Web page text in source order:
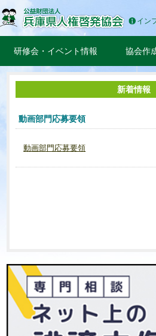
イン
研修会・イベント情報 協会作
新着情報
動画部門応募要領
動画部門応募要領